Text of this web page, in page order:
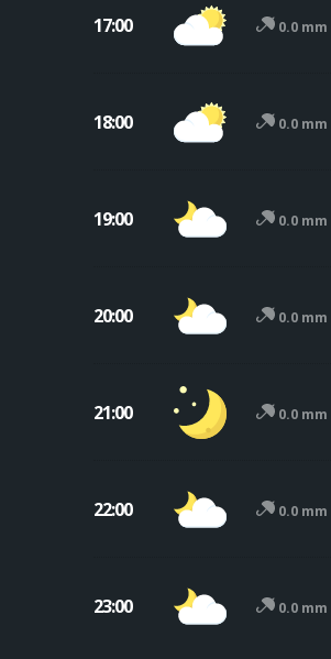
17:00 0.0 mm
18:00 0.0 mm
19:00 0.0 mm
20:00 0.0 mm
21:00 0.0 mm
22:00 0.0 mm
23:00 0.0 mm